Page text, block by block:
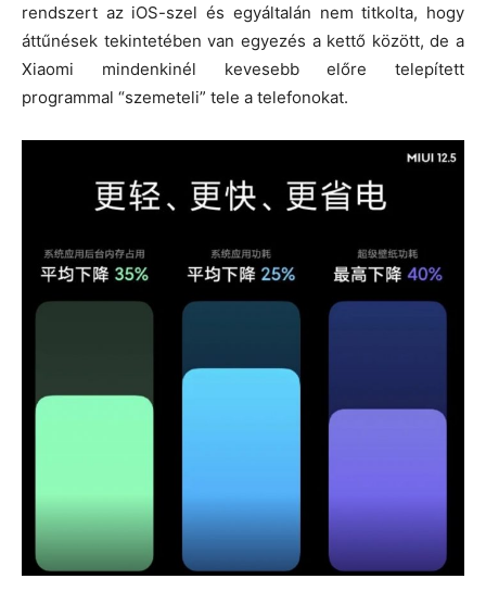
rendszert az iOS-szel és egyáltalán nem titkolta, hogy
áttűnések tekintetében van egyezés a kettő között, de a
Xiaomi mindenkinél kevesebb előre telepített
programmal “szemeteli” tele a telefonokat.